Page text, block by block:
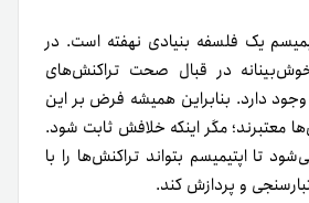
یک فلسفه بنیادی نهفته است. در
در قبال صحت تراکنش‌های
دارد. بنابراین همیشه فرض بر این
معتبرند؛ مگر اینکه خلافش ثابت شود.
تا اپتیمیسم بتواند تراکنش‌ها را با
و پردازش کند.